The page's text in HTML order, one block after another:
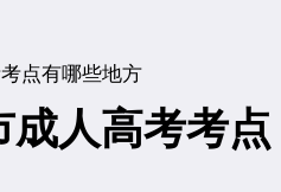
点有哪些地方
人高考考点